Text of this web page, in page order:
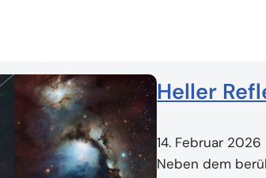
Heller
14. Februar 2026
Neben dem